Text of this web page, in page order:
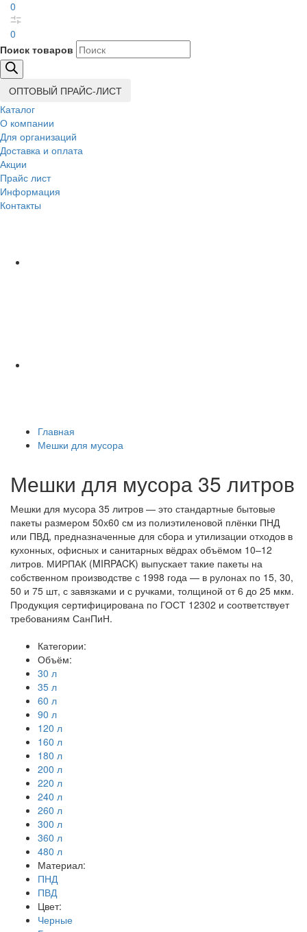
0
0
Поиск товаров
ОПТОВЫЙ ПРАЙС-ЛИСТ
Каталог
О компании
Для организаций
Доставка и оплата
Акции
Прайс лист
Информация
Контакты
Главная
Мешки для мусора
Мешки для мусора 35 литров
Мешки для мусора 35 литров — это стандартные бытовые
пакеты размером 50х60 см из полиэтиленовой плёнки ПНД
или ПВД, предназначенные для сбора и утилизации отходов в
кухонных, офисных и санитарных вёдрах объёмом 10–12
литров. МИРПАК (MIRPACK) выпускает такие пакеты на
собственном производстве с 1998 года — в рулонах по 15, 30,
50 и 75 шт, с завязками и с ручками, толщиной от 6 до 25 мкм.
Продукция сертифицирована по ГОСТ 12302 и соответствует
требованиям СанПиН.
Категории:
Объём:
30 л
35 л
60 л
90 л
120 л
160 л
180 л
200 л
220 л
240 л
260 л
300 л
360 л
480 л
Материал:
ПНД
ПВД
Цвет:
Черные